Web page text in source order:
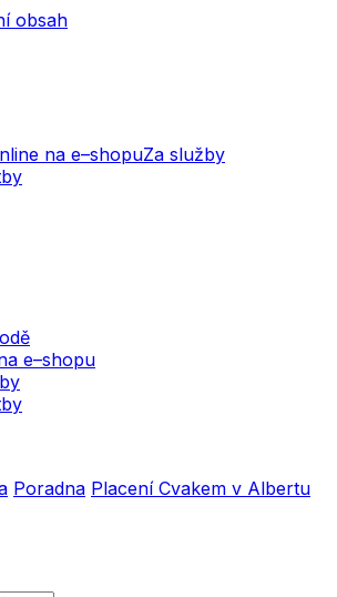
obsah
na e–shopuZa služby
e–shopu
Poradna Placení Cvakem v Albertu